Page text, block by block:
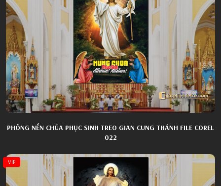
PHÔNG NỀN CHÚA PHỤC SINH TREO GIAN CUNG THÁNH FILE COREL
022
VIP